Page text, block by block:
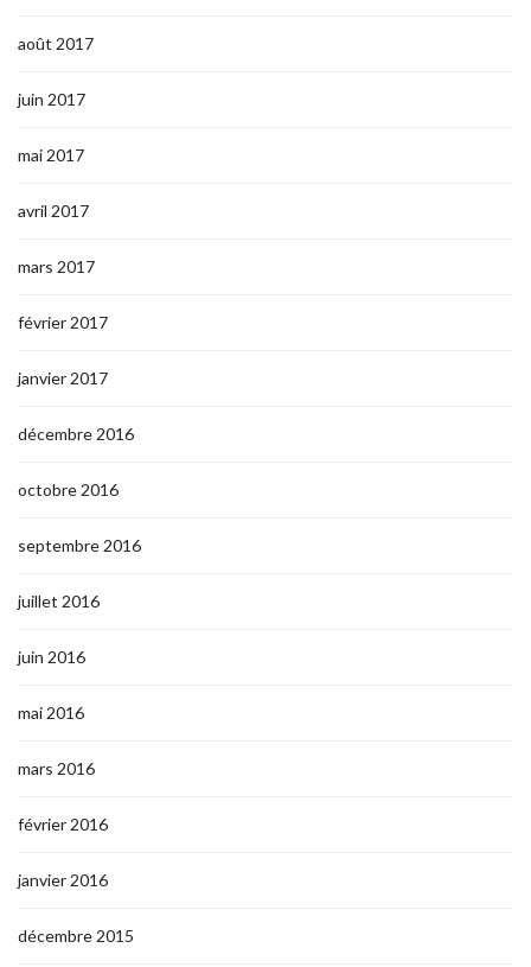
août 2017
juin 2017
mai 2017
avril 2017
mars 2017
février 2017
janvier 2017
décembre 2016
octobre 2016
septembre 2016
juillet 2016
juin 2016
mai 2016
mars 2016
février 2016
janvier 2016
décembre 2015